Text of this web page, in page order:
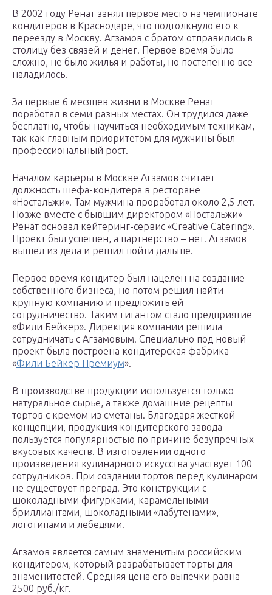
В 2002 году Ренат занял первое место на чемпионате
кондитеров в Краснодаре, что подтолкнуло его к
переезду в Москву. Агзамов с братом отправились в
столицу без связей и денег. Первое время было
сложно, не было жилья и работы, но постепенно все
наладилось.
За первые 6 месяцев жизни в Москве Ренат
поработал в семи разных местах. Он трудился даже
бесплатно, чтобы научиться необходимым техникам,
так как главным приоритетом для мужчины был
профессиональный рост.
Началом карьеры в Москве Агзамов считает
должность шефа-кондитера в ресторане
«Ностальжи». Там мужчина проработал около 2,5 лет.
Позже вместе с бывшим директором «Ностальжи»
Ренат основал кейтеринг-сервис «Creative Catering».
Проект был успешен, а партнерство – нет. Агзамов
вышел из дела и решил пойти дальше.
Первое время кондитер был нацелен на создание
собственного бизнеса, но потом решил найти
крупную компанию и предложить ей
сотрудничество. Таким гигантом стало предприятие
«Фили Бейкер». Дирекция компании решила
сотрудничать с Агзамовым. Специально под новый
проект была построена кондитерская фабрика
«Фили Бейкер Премиум».
В производстве продукции используется только
натуральное сырье, а также домашние рецепты
тортов с кремом из сметаны. Благодаря жесткой
концепции, продукция кондитерского завода
пользуется популярностью по причине безупречных
вкусовых качеств. В изготовлении одного
произведения кулинарного искусства участвует 100
сотрудников. При создании тортов перед кулинаром
не существует преград. Это конструкции с
шоколадными фигурками, карамельными
бриллиантами, шоколадными «лабутенами»,
логотипами и лебедями.
Агзамов является самым знаменитым российским
кондитером, который разрабатывает торты для
знаменитостей. Средняя цена его выпечки равна
2500 руб./кг.